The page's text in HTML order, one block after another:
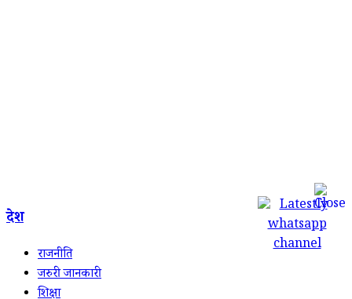
देश
राजनीति
जरुरी जानकारी
शिक्षा